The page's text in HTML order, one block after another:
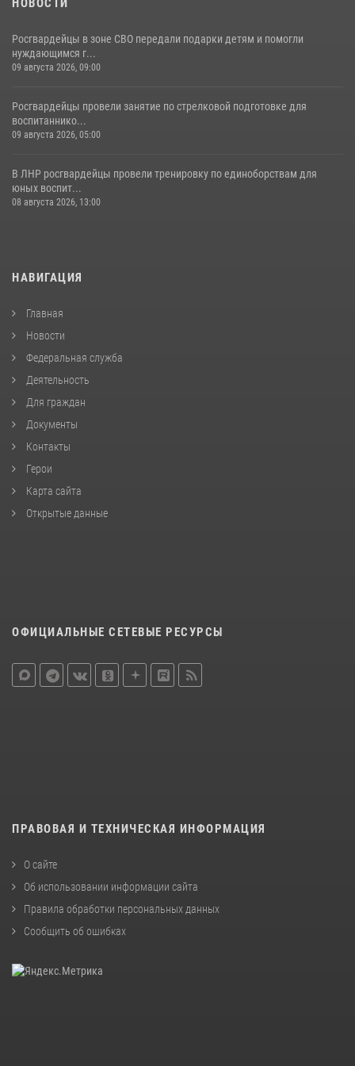
НОВОСТИ
Росгвардейцы в зоне СВО передали подарки детям и помогли
нуждающимся г...
09 августа 2026, 09:00
Росгвардейцы провели занятие по стрелковой подготовке для
воспитаннико...
09 августа 2026, 05:00
В ЛНР росгвардейцы провели тренировку по единоборствам для
юных воспит...
08 августа 2026, 13:00
НАВИГАЦИЯ
Главная
Новости
Федеральная служба
Деятельность
Для граждан
Документы
Контакты
Герои
Карта сайта
Открытые данные
ОФИЦИАЛЬНЫЕ СЕТЕВЫЕ РЕСУРСЫ
ПРАВОВАЯ И ТЕХНИЧЕСКАЯ ИНФОРМАЦИЯ
О сайте
Об использовании информации сайта
Правила обработки персональных данных
Сообщить об ошибках